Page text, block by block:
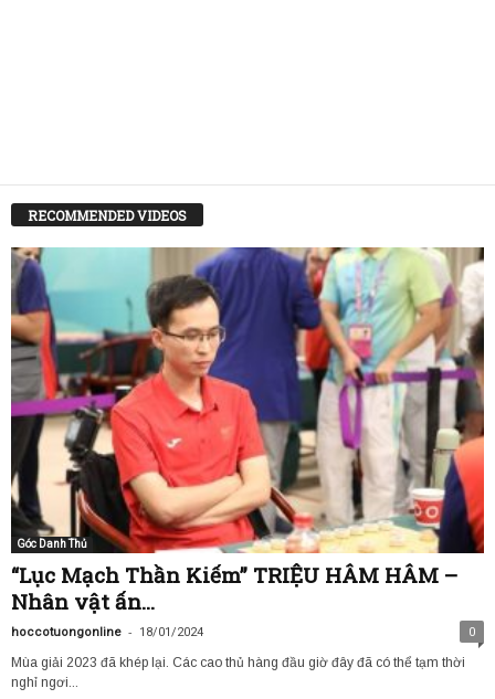
RECOMMENDED VIDEOS
Góc Danh Thủ
“Lục Mạch Thần Kiếm” TRIỆU HÂM HÂM –
Nhân vật ấn...
hoccotuongonline - 18/01/2024 0
Mùa giải 2023 đã khép lại. Các cao thủ hàng đầu giờ đây đã có thể tạm thời
nghỉ ngơi...